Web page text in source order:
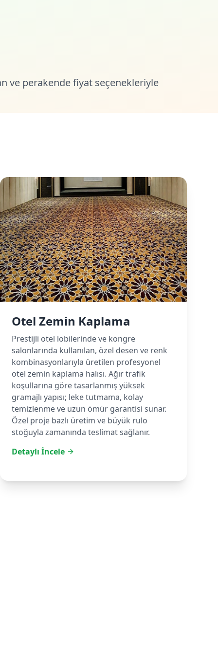
ve perakende fiyat seçenekleriyle
Otel Zemin Kaplama
Prestijli otel lobilerinde ve kongre
salonlarında kullanılan, özel desen ve renk
kombinasyonlarıyla üretilen profesyonel
otel zemin kaplama halısı. Ağır trafik
koşullarına göre tasarlanmış yüksek
gramajlı yapısı; leke tutmama, kolay
temizlenme ve uzun ömür garantisi sunar.
Özel proje bazlı üretim ve büyük rulo
stoğuyla zamanında teslimat sağlanır.
Detaylı İncele